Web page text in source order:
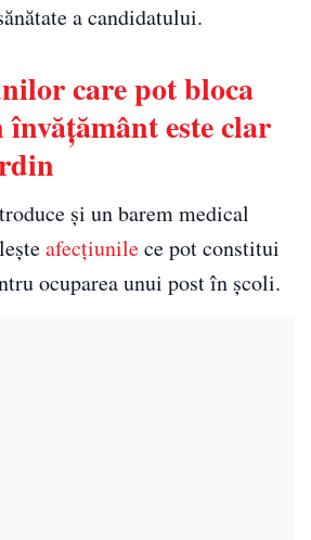
a candidatului.
care pot bloca
este clar
și un barem medical
afecțiunilece pot constitui
ocuparea unui post în școli.